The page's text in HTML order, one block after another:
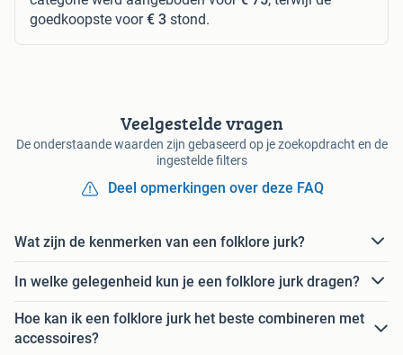
goedkoopste voor€ 3 stond.
Veelgestelde vragen
De onderstaande waarden zijn gebaseerd op je zoekopdracht en de
ingestelde filters
Deel opmerkingen over deze FAQ
Wat zijn de kenmerken van een folklore jurk?
In welke gelegenheid kun je een folklore jurk dragen?
Hoe kan ik een folklore jurk het beste combineren met
accessoires?